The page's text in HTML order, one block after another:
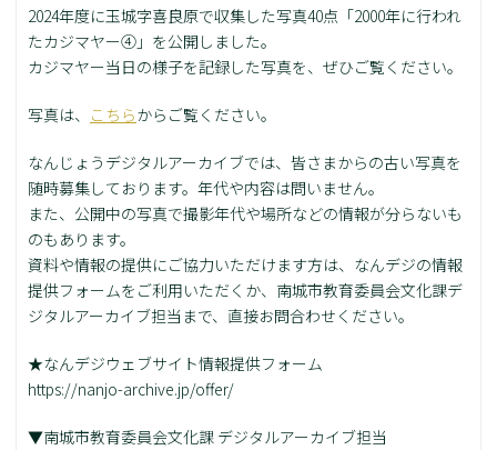
2024年度に玉城字喜良原で収集した写真40点「2000年に行われ
たカジマヤー④」を公開しました。
カジマヤー当日の様子を記録した写真を、ぜひご覧ください。
写真は、 こちらからご覧ください。
なんじょうデジタルアーカイブでは、皆さまからの古い写真を
随時募集しております。年代や内容は問いません。
また、公開中の写真で撮影年代や場所などの情報が分らないも
のもあります。
資料や情報の提供にご協力いただけます方は、なんデジの情報
提供フォームをご利用いただくか、南城市教育委員会文化課デ
ジタルアーカイブ担当まで、直接お問合わせください。
★なんデジウェブサイト情報提供フォーム
https://nanjo-archive.jp/offer/
▼南城市教育委員会文化課 デジタルアーカイブ担当